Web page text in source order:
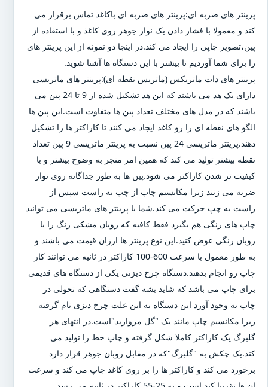
پرینتر های ضربه ای:پرینتر های ضربه ای باکاغذ تماس برقرار می
کند و معمولا با فشار دادن یک نوار جوهر روی کاغذ و با استفاده از
پین،تصویر چاپی را ایجاد می کند.در اینجا دو نمونه از این پرینتر های
را برای شما آوردیم تا بیشتر با این دستگاه ها آشنا شوید.
پرینتر های دات ماتریکس (ماتریس نقطه ای):پرینتر های ماتریسی
دارای یک هد می باشند که این هد تشکیل شده از 9 تا 24 پین می
باشند که در مدل های مختلف تعداد پین ها متفاوت است.این پین ها
الگو های نقطه ای را رو کاغذ ایجاد می کنند تا کاراکتر ها را تشکیل
دهند.پرینتر ماتریسی 24 پین نسبت به پرینتر ماتریسی 9 پین تعداد
نقطه بیشتر تولید می کند که همین امر منجر به وضوح بیشتر و با
کیفیت تر شدن کاراکتر می شود.پین ها به طور جداگانه روی نوار
ضربه می زنند زیرا مکانسیم چاپ از چپ به راست سپس از
راست به چپ حرکت می کند.شما با پرینتر های ماتریسی می توانید
چاپ های رنگی هم بگیرد فقط کافیه که روبان مشکی رنگ را با
روبان رنگی عوض کنید.این نوع پرینتر ها ارزان قیمت می باشند و
به طور معمول با سرعت 600-100 کاراکتر در ثانیه می توانند کار
چاپ رو انجام بدهند.دستگاه چرخ دیزنی یکی از دستگاه های قدیمی
برای چاپ می باشد که شاید بشه گفت دستگاهی که تحولی در
چاپ به وجود آورد این دستگاه به این علت چرخ دیزی نام گرفته
زیرا مکانسیم چاپ مانند یک "گل مروارید"است.در انتهای هر
گلبرگ یک کاراکتر کاملا شکل گرفته و چاپ خط را تولید می
کند.یک چکش به "گلبرگ"که در مقابل روبان جوهر قرار دارد
برخورد می کند و کاراکتر ها را بر روی کاغذ چاپ می کند و سرعت